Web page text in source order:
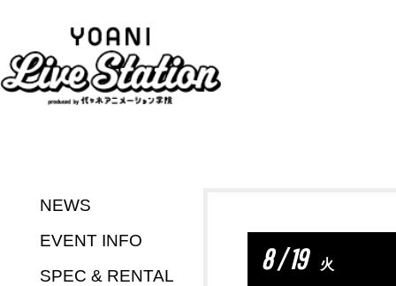
NEWS
EVENT INFO
SPEC & RENTAL
8 / 19 火